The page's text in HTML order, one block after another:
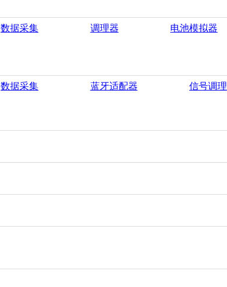
数据采集 调理器 电池模拟器
数据采集 蓝牙适配器 信号调理